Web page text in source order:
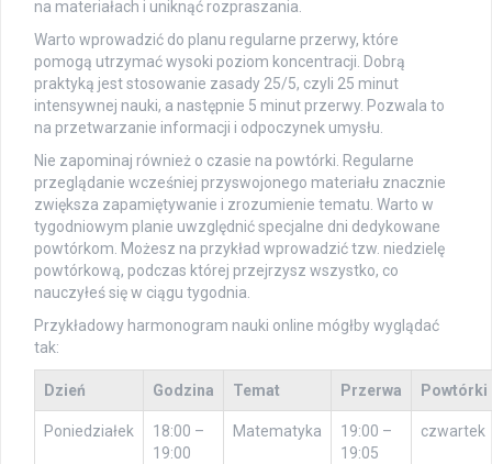
na materiałach i uniknąć rozpraszania.
Warto wprowadzić do planu regularne przerwy, które
pomogą utrzymać wysoki poziom koncentracji. Dobrą
praktyką jest stosowanie zasady 25/5, czyli 25 minut
intensywnej nauki, a następnie 5 minut przerwy. Pozwala to
na przetwarzanie informacji i odpoczynek umysłu.
Nie zapominaj również o czasie na powtórki. Regularne
przeglądanie wcześniej przyswojonego materiału znacznie
zwiększa zapamiętywanie i zrozumienie tematu. Warto w
tygodniowym planie uwzględnić specjalne dni dedykowane
powtórkom. Możesz na przykład wprowadzić tzw. niedzielę
powtórkową, podczas której przejrzysz wszystko, co
nauczyłeś się w ciągu tygodnia.
Przykładowy harmonogram nauki online mógłby wyglądać
tak:
Dzień Godzina Temat Przerwa Powtórki
Poniedziałek
18:00 –
19:00
Matematyka
19:00 –
19:05
czwartek